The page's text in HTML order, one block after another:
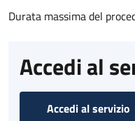
Durata massima del
Accedi al
Accedi al servizio